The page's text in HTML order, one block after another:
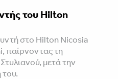
του Hilton
στο Hilton Nicosia
παίρνοντας τη
μετά την